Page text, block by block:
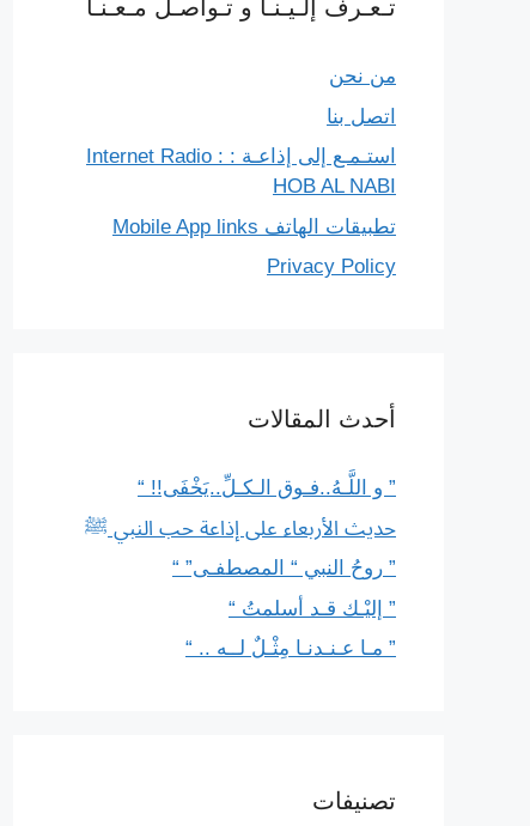
تـعـرف إلـيـنـا و تـواصـل مـعـنـا
من نحن
اتصل بنا
استـمـع إلى إذاعـة : Internet Radio :
HOB AL NABI
تطبيقات الهاتف Mobile App links
Privacy Policy
أحدث المقالات
” و اللَّـهُ..فـوق الـكـلِّ..يَخْفَى!! “
حديث الأربعاء على إذاعة حب النبي ﷺ
” روحُ النبي “ المصطفـى” “
” إليْـك قـد أسلمتُ “
” مـا عـنـدنـا مِثْـلٌ لــه .. “
تصنيفات